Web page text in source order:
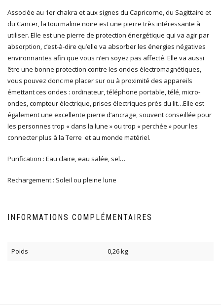
Associée au 1er chakra et aux signes du Capricorne, du Sagittaire et
du Cancer, la tourmaline noire est une pierre très intéressante à
utiliser. Elle est une pierre de protection énergétique qui va agir par
absorption, c’est-à-dire qu’elle va absorber les énergies négatives
environnantes afin que vous n’en soyez pas affecté. Elle va aussi
être une bonne protection contre les ondes électromagnétiques,
vous pouvez donc me placer sur ou à proximité des appareils
émettant ces ondes : ordinateur, téléphone portable, télé, micro-
ondes, compteur électrique, prises électriques près du lit…Elle est
également une excellente pierre d’ancrage, souvent conseillée pour
les personnes trop « dans la lune » ou trop « perchée » pour les
connecter plus à la Terre et au monde matériel.
Purification : Eau claire, eau salée, sel…
Rechargement : Soleil ou pleine lune
INFORMATIONS COMPLÉMENTAIRES
Poids 0,26 kg